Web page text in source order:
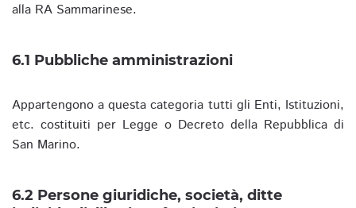
alla RA Sammarinese.
6.1 Pubbliche amministrazioni
Appartengono a questa categoria tutti gli Enti, Istituzioni,
etc. costituiti per Legge o Decreto della Repubblica di
San Marino.
6.2 Persone giuridiche, società, ditte